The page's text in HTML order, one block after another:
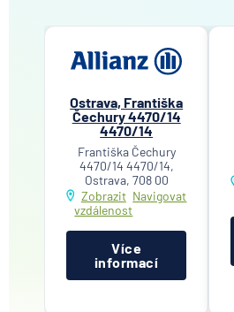
Ostrava, Františka
Čechury 4470/14
4470/14
Františka Čechury
4470/14 4470/14,
Ostrava, 708 00
Zobrazit
vzdálenost
Navigovat
Více
informací